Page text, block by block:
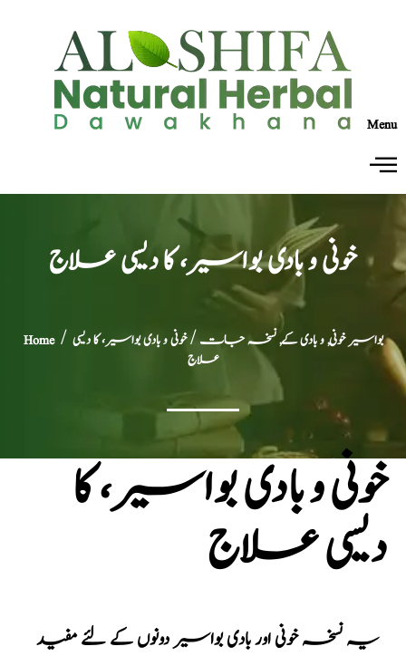
Menu
خونی و بادی بواسیر، کا دیسی علاج
Home/ بواسیر خونی, و بادی کے, نسخہ جات/ خونی و بادی بواسیر، کا دیسی
علاج
خونی و بادی بواسیر، کا
دیسی علاج
یہ نسخہ خونی اور بادی بواسیر دونوں کے لئے مفید